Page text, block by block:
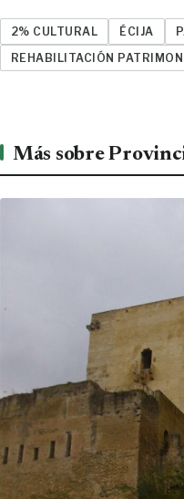
2% CULTURAL ÉCIJA
REHABILITACIÓN
Más sobre